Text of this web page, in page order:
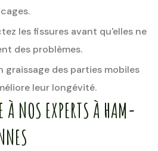
les fissures avant qu'elles ne
des problèmes.
graissage des parties mobiles
leur longévité.
À NOS EXPERTS À HAM-